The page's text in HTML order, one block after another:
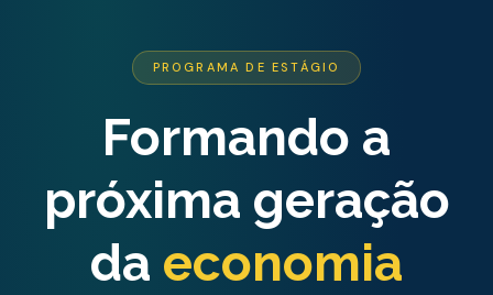
PROGRAMA DE ESTÁGIO
Formando a
próxima geração
da economia